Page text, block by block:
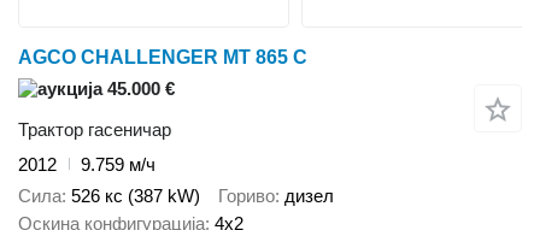
AGCO CHALLENGER MT 865 C
45.000 €
Трактор гасеничар
2012
9.759 м/ч
Сила 526 кс (387 kW) Гориво дизел
Оскина конфигурација 4x2